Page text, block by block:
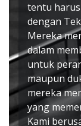
tentu
dengan
Mereka
dalam
untuk
maupun
mereka
yang
Kami